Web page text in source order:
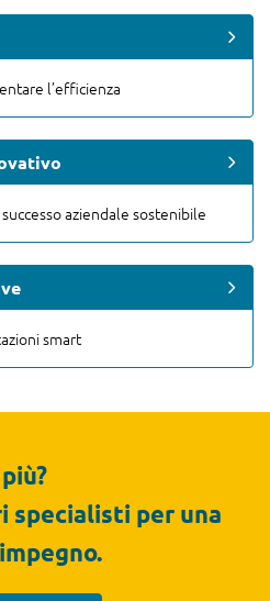
l’efficienza
aziendale sostenibile
smart
per una